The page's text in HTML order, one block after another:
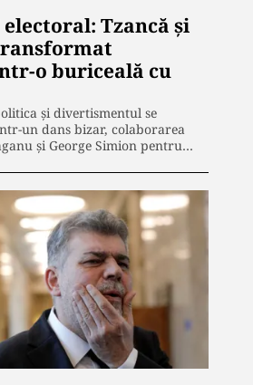
electoral: Tzancă și
o buriceală cu
și divertismentul se
un dans bizar, colaborarea
și George Simion pentru…